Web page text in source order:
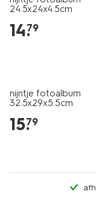
24.5x24x4.5cm
14.
79
nijntje fotoalbum
32.5x29x5.5cm
15.
79